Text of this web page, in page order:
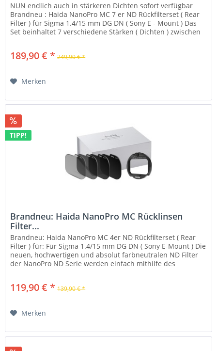
NUN endlich auch in stärkeren Dichten sofort verfügbar
Brandneu : Haida NanoPro MC 7 er ND Rückfilterset ( Rear
Filter ) für Sigma 1.4/15 mm DG DN ( Sony E - Mount ) Das
Set beinhaltet 7 verschiedene Stärken ( Dichten ) zwischen
189,90 € * 249,90 € *
Merken
TIPP!
Brandneu: Haida NanoPro MC Rücklinsen
Filter...
Brandneu: Haida NanoPro MC 4er ND Rückfilterset ( Rear
Filter ) für: Für Sigma 1.4/15 mm DG DN ( Sony E-Mount ) Die
neuen, hochwertigen und absolut farbneutralen ND Filter
der NanoPro ND Serie werden einfach mithilfe des
119,90 € * 139,90 € *
Merken